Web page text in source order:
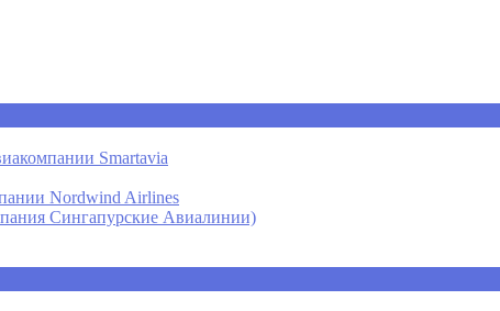
Smartavia
Nordwind Airlines
Сингапурские Авиалинии)